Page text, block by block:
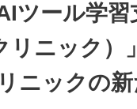
ツール学
ニック）
ニックの